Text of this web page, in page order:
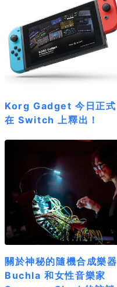
Korg Gadget 今日正式
在 Switch 上釋出！
關於神秘的隨機合成樂器
Buchla 和女性音樂家